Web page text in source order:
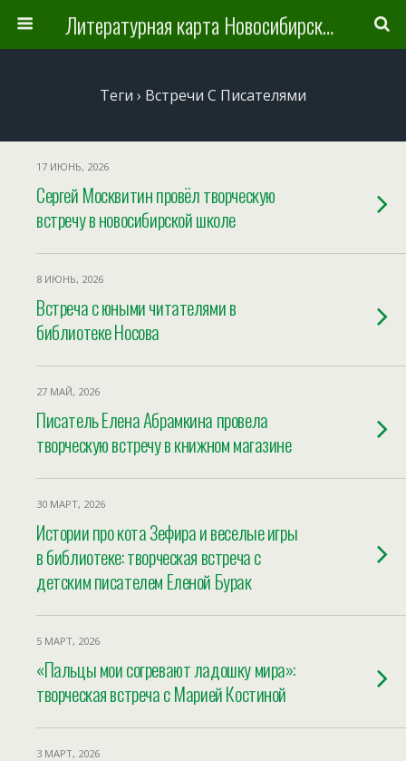
Литературная карта Новосибирска и Новосибирской области
Теги › Встречи С Писателями
17 ИЮНЬ, 2026
Сергей Москвитин провёл творческую
встречу в новосибирской школе
8 ИЮНЬ, 2026
Встреча с юными читателями в
библиотеке Носова
27 МАЙ, 2026
Писатель Елена Абрамкина провела
творческую встречу в книжном магазине
30 МАРТ, 2026
Истории про кота Зефира и веселые игры
в библиотеке: творческая встреча с
детским писателем Еленой Бурак
5 МАРТ, 2026
«Пальцы мои согревают ладошку мира»:
творческая встреча с Марией Костиной
3 МАРТ, 2026